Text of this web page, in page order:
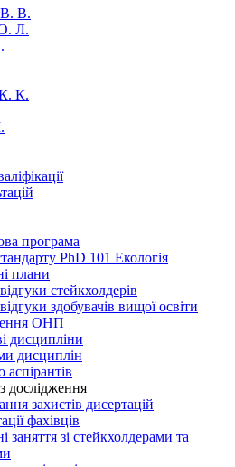
В. В.
Л.
К.
програма
PhD 101 Екологія
плани
стейкхолдерів
здобувачів вищої освіти
ОНП
дисципліни
дисциплін
аспірантів
дослідження
захистів дисертацій
фахівців
заняття зі стейкхолдерами та